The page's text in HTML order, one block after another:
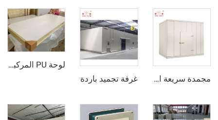
مجمدة سريعة الانفجار غرفة تجميد باردة
لوحة PU المركبة من الفولاذ الملون